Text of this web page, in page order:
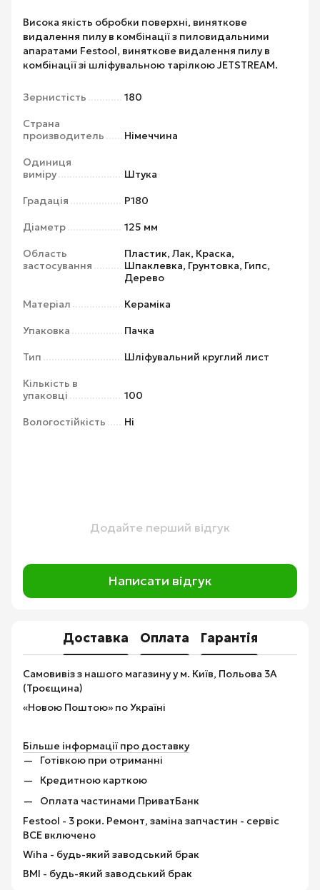
Висока якість обробки поверхні, виняткове
видалення пилу в комбінації з пиловидальними
апаратами Festool, виняткове видалення пилу в
комбінації зі шліфувальною тарілкою JETSTREAM.
Зернистість 180
Страна
производитель
Німеччина
Одиниця
виміру
Штука
Градація P180
Діаметр 125 мм
Область
застосування
Пластик, Лак, Краска,
Шпаклевка, Грунтовка, Гипс,
Дерево
Матеріал Кераміка
Упаковка Пачка
Тип Шліфувальний круглий лист
Кількість в
упаковці
100
Вологостійкість Ні
Додайте перший відгук
Написати відгук
Доставка Оплата Гарантія
Самовивіз з нашого магазину у м. Київ, Польова 3А
(Троєщина)
«Новою Поштою» по Україні
Більше інформації про доставку
Готівкою при отриманні
Кредитною карткою
Оплата частинами ПриватБанк
Festool - 3 роки. Ремонт, заміна запчастин - сервіс
ВСЕ включено
Wiha - будь-який заводський брак
BMI - будь-який заводський брак